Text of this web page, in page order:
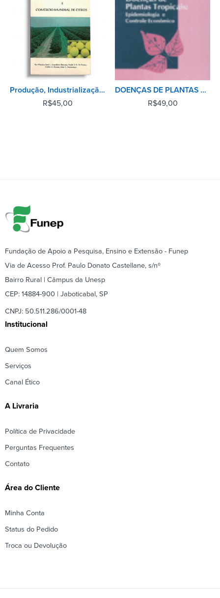
Produção, Industrialização e Comércio Mundial de Citros
R$45,00
DOENÇAS DE PLANTAS TROPICAIS: EPIDEMIOLOGIA E CONTROLE ECONÔMICO
R$49,00
Fundação de Apoio a Pesquisa, Ensino e Extensão - Funep
Via de Acesso Prof. Paulo Donato Castellane, s/nº
Bairro Rural | Câmpus da Unesp
CEP: 14884-900 | Jaboticabal, SP
CNPJ: 50.511.286/0001-48
Institucional
Quem Somos
Serviços
Canal Ético
A Livraria
Política de Privacidade
Perguntas Frequentes
Contato
Área do Cliente
Minha Conta
Status do Pedido
Troca ou Devolução